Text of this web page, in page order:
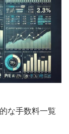
な手数料一覧